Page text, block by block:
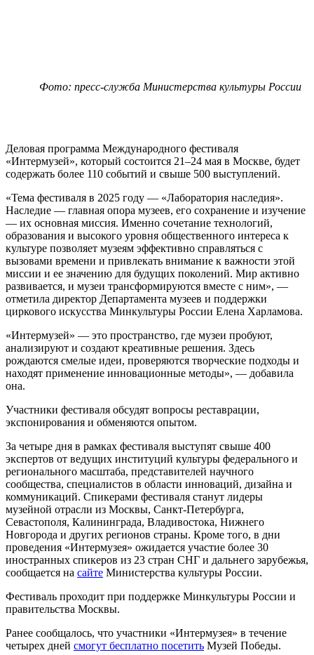
Фото: пресс-служба Министерства культуры России
Деловая программа Международного фестиваля
«Интермузей», который состоится 21–24 мая в Москве, будет
содержать более 110 событий и свыше 500 выступлений.
«Тема фестиваля в 2025 году — «Лаборатория наследия».
Наследие — главная опора музеев, его сохранение и изучение
— их основная миссия. Именно сочетание технологий,
образования и высокого уровня общественного интереса к
культуре позволяет музеям эффективно справляться с
вызовами времени и привлекать внимание к важности этой
миссии и ее значению для будущих поколений. Мир активно
развивается, и музеи трансформируются вместе с ним», —
отметила директор Департамента музеев и поддержки
циркового искусства Минкультуры России Елена Харламова.
«Интермузей» — это пространство, где музеи пробуют,
анализируют и создают креативные решения. Здесь
рождаются смелые идеи, проверяются творческие подходы и
находят применение инновационные методы», — добавила
она.
Участники фестиваля обсудят вопросы реставрации,
экспонирования и обменяются опытом.
За четыре дня в рамках фестиваля выступят свыше 400
экспертов от ведущих институций культуры федерального и
регионального масштаба, представителей научного
сообщества, специалистов в области инноваций, дизайна и
коммуникаций. Спикерами фестиваля станут лидеры
музейной отрасли из Москвы, Санкт-Петербурга,
Севастополя, Калининграда, Владивостока, Нижнего
Новгорода и других регионов страны. Кроме того, в дни
проведения «Интермузея» ожидается участие более 30
иностранных спикеров из 23 стран СНГ и дальнего зарубежья,
сообщается на сайте Министерства культуры России.
Фестиваль проходит при поддержке Минкультуры России и
правительства Москвы.
Ранее сообщалось, что участники «Интермузея» в течение
четырех дней смогут бесплатно посетить Музей Победы.